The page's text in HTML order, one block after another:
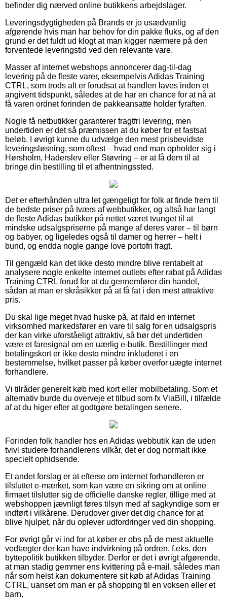
befinder dig nærved online butikkens arbejdslager.
Leveringsdygtigheden på Brands er jo usædvanlig
afgørende hvis man har behov for din pakke fluks, og af den
grund er det fuldt ud klogt at man kigger nærmere på den
forventede leveringstid ved den relevante vare.
Masser af internet webshops annoncerer dag-til-dag
levering på de fleste varer, eksempelvis Adidas Training
CTRL, som trods alt er forudsat at handlen laves inden et
angivent tidspunkt, således at de har en chance for at nå at
få varen ordnet forinden de pakkeansatte holder fyraften.
Nogle få netbutikker garanterer fragtfri levering, men
undertiden er det så præmissen at du køber for et fastsat
beløb. I øvrigt kunne du udvælge den mest prisbevidste
leveringsløsning, som oftest – hvad end man opholder sig i
Hørsholm, Haderslev eller Støvring – er at få dem til at
bringe din bestilling til et afhentningssted.
Det er efterhånden ultra let gængeligt for folk at finde frem til
de bedste priser på tværs af webbutikker, og altså har langt
de fleste Adidas butikker på nettet været tvunget til at
mindske udsalgspriserne på mange af deres varer – til børn
og babyer, og ligeledes også til damer og herrer – helt i
bund, og endda nogle gange love portofri fragt.
Til gengæld kan det ikke desto mindre blive rentabelt at
analysere nogle enkelte internet outlets efter rabat på Adidas
Training CTRL forud for at du gennemfører din handel,
sådan at man er skråsikker på at få fat i den mest attraktive
pris.
Du skal lige meget hvad huske på, at ifald en internet
virksomhed markedsfører en vare til salg for en udsalgspris
der kan virke uforståeligt attraktiv, så bør det undertiden
være et faresignal om en uærlig e-butik. Bestillinger med
betalingskort er ikke desto mindre inkluderet i en
bestemmelse, hvilket passer på køber overfor uægte internet
forhandlere.
Vi tilråder generelt køb med kort eller mobilbetaling. Som et
alternativ burde du overveje et tilbud som fx ViaBill, i tilfælde
af at du higer efter at godtgøre betalingen senere.
Forinden folk handler hos en Adidas webbutik kan de uden
tvivl studere forhandlerens vilkår, det er dog normalt ikke
specielt ophidsende.
Et andet forslag er at efterse om internet forhandleren er
tilsluttet e-mærket, som kan være en sikring om at online
firmaet tilslutter sig de officielle danske regler, tillige med at
webshoppen jævnligt føres tilsyn med af sagkyndige som er
indført i vilkårene. Derudover giver det dig chance for at
blive hjulpet, når du oplever udfordringer ved din shopping.
For øvrigt går vi ind for at køber er obs på de mest aktuelle
vedtægter der kan have indvirkning på ordren, f.eks. den
byttepolitik butikken tilbyder. Derfor er det i øvrigt afgørende,
at man stadig gemmer ens kvittering på e-mail, således man
når som helst kan dokumentere sit køb af Adidas Training
CTRL, uanset om man er på shopping til en voksen eller et
barn.